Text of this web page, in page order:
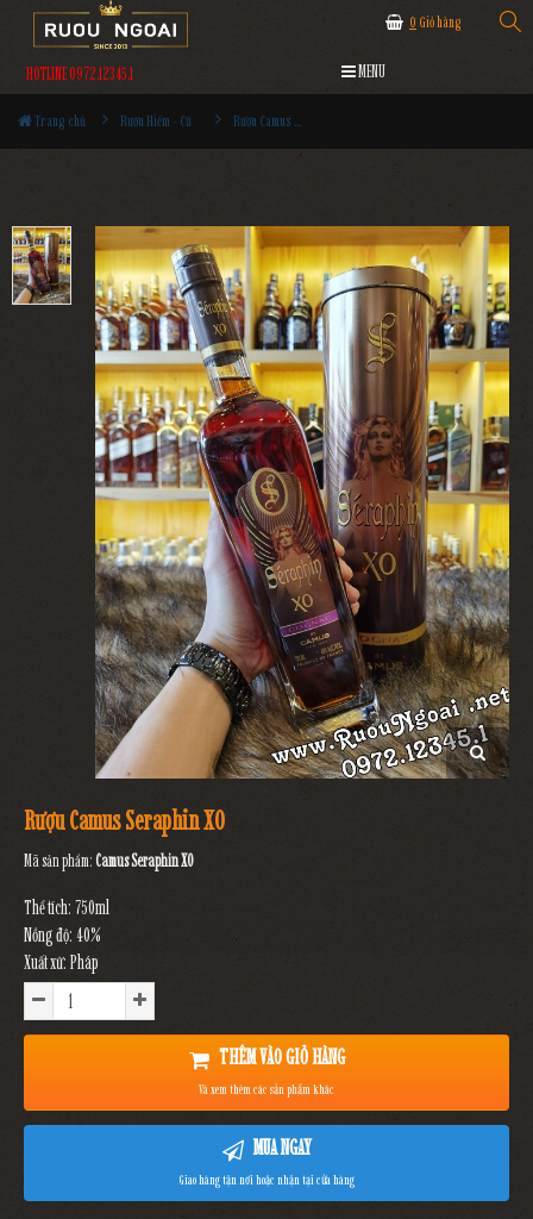
0 Giỏ hàng
HOTLINE 0972.12345.1 MENU
Trang chủ Rượu Hiếm - Cũ Rượu Camus Seraphin XO
Rượu Camus Seraphin XO
Mã sản phẩm: Camus Seraphin XO
Thể tích: 750ml
Nồng độ: 40%
Xuất xứ: Pháp
THÊM VÀO GIỎ HÀNG
Và xem thêm các sản phẩm khác
MUA NGAY
Giao hàng tận nơi hoặc nhận tại cửa hàng